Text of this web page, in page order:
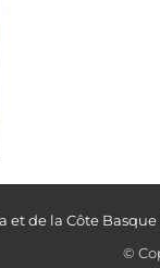
et de la Côte Basque
©